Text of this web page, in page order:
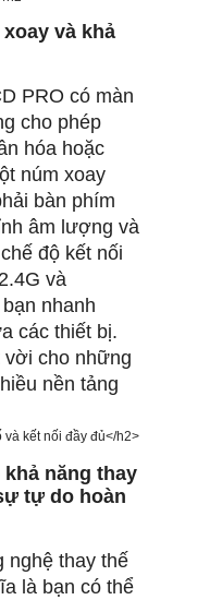
và khả
PRO có màn
cho phép
hóa hoặc
núm xoay
bàn phím
âm lượng và
độ kết nối
và
nhanh
các thiết bị.
cho những
nền tảng
năng thay
tự do hoàn
nghệ thay thế
là bạn có thể